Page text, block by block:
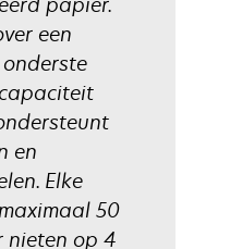
een
en
Elke
50
nieten op 4